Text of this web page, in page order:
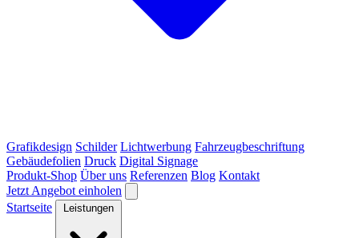
Grafikdesign Schilder Lichtwerbung Fahrzeugbeschriftung
Gebäudefolien Druck Digital Signage
Produkt-Shop Über uns Referenzen Blog Kontakt
Jetzt Angebot einholen
Startseite